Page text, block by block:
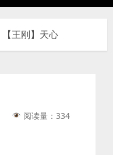
【王刚】天心
阅读量：334